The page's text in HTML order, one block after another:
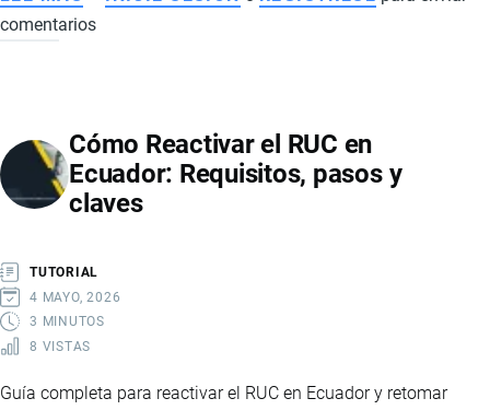
LEY
ECUADOR
APLICADA
A
COMERCIO
INTERNACIONAL
comentarios
Cómo Reactivar el RUC en
Ecuador: Requisitos, pasos y
claves
TUTORIAL
4 MAYO, 2026
3 MINUTOS
8 VISTAS
Guía completa para reactivar el RUC en Ecuador y retomar